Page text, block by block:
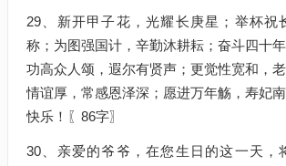
29、新开甲子花，光耀长庚星；举杯祝
称；为图强国计，辛勤沐耕耘；奋斗四十
功高众人颂，遐尔有贤声；更觉性宽和，
情谊厚，常感恩泽深；愿进万年觞，寿妃
快乐！〖86字〗
30、亲爱的爷爷，在您生日的这一天，